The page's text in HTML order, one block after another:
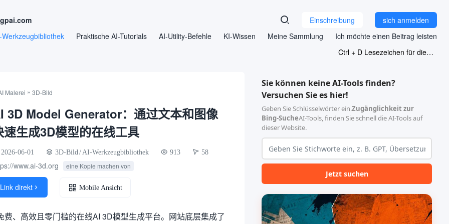
sich anmelden
Einschreibung
Werkzeugbibliothek Praktische AI-Tutorials AI-Utility-Befehle KI-Wissen Meine Sammlung
Ich möchte einen Beitrag leisten
Ctrl + D Lesezeichen für diese Seite
Malerei » 3D-Bild
3D Model Generator：通过文本和图像
速生成3D模型的在线工具
2026-06-01 3D-Bild / AI-Werkzeugbibliothek 913 58
www.ai-3d.org eine Kopie machen von
Link direkt  Mobile Ansicht
、高效且零门槛的在线AI 3D模型生成平台。网站底层集成了
Sie können keine AI-Tools finden?
Versuchen Sie es hier!
Geben Sie Schlüsselwörter ein.Zugänglichkeit zur
Bing-SucheAI-Tools, finden Sie schnell die AI-Tools auf
dieser Website.
Jetzt suchen